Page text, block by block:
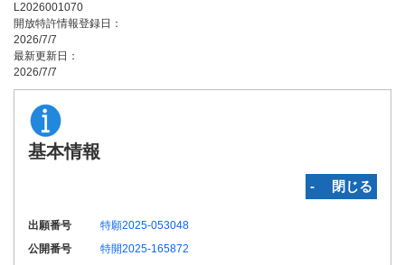
L2026001070
開放特許情報登録日：
2026/7/7
最新更新日：
2026/7/7
基本情報
‐ 閉じる
出願番号
特願2025-053048
公開番号
特開2025-165872